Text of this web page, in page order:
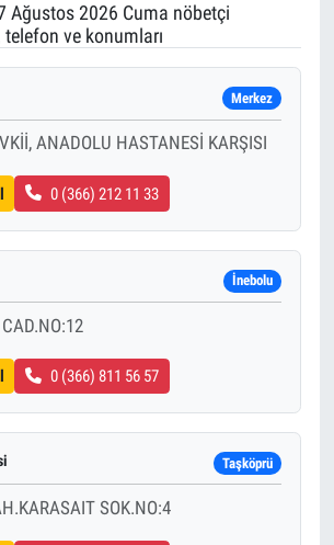
Ağustos 2026 Cuma nöbetçi
ve konumları
Merkez
ANADOLU HASTANESİ KARŞISI
0 (366) 212 11 33
İnebolu
0 (366) 811 56 57
Taşköprü
SOK.NO:4